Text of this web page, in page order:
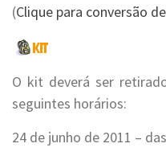
(Clique para conversão
O kit deverá ser
seguintes horários:
24 de junho de 2011 –